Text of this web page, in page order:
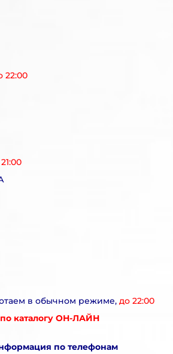
22:00
в обычном режиме, до 22:00
каталогу ОН-ЛАЙН
по телефонам